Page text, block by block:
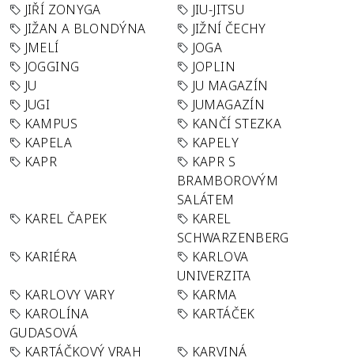
JIŘÍ ZONYGA
JIU-JITSU
JIŽAN A BLONDÝNA
JIŽNÍ ČECHY
JMELÍ
JOGA
JOGGING
JOPLIN
JU
JU MAGAZÍN
JUGI
JUMAGAZÍN
KAMPUS
KANČÍ STEZKA
KAPELA
KAPELY
KAPR
KAPR S
BRAMBOROVÝM
SALÁTEM
KAREL ČAPEK
KAREL
SCHWARZENBERG
KARIÉRA
KARLOVA
UNIVERZITA
KARLOVY VARY
KARMA
KAROLÍNA
GUDASOVÁ
KARTÁČEK
KARTÁČKOVÝ VRAH
KARVINÁ